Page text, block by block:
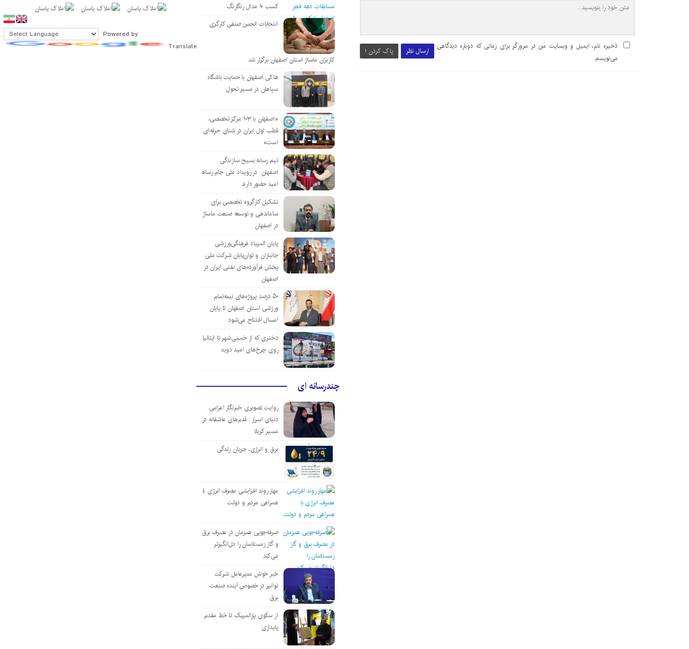
ارسال نظر پاک کردن !
ذخیره نام، ایمیل و وبسایت من در مرورگر برای زمانی که دوباره دیدگاهی
می‌نویسم.
کسب ۱۰ مدال رنگارنگ
انتخابات انجمن صنفی کارگری
کاربران ماساژ استان اصفهان برگزار شد
هاکی اصفهان با حمایت باشگاه
سپاهان در مسیر تحول
«اصفهان با ۱۰۳ مرکز تخصصی،
قطب اول ایران در شنای حرفه‌ای
است»
تیم رسانه بسیج سازندگی
اصفهان در رویداد ملی جام رسانه
امید حضور دارند
تشکیل کارگروه تخصصی برای
ساماندهی و توسعه صنعت ماساژ
در اصفهان
پایان المپیاد فرهنگی‌ورزشی
جانبازان و توان‌یابان شرکت ملی
پخش فرآورده‌های نفتی ایران در
اصفهان
۵۰ درصد پروژه‌های نیمه‌تمام
ورزشی استان اصفهان تا پایان
امسال افتتاح می‌شود
دختری که از خمینی‌شهر تا ایتالیا
روی چرخ‌های امید دوید
چندرسانه ای
روایت تصویری خبرنگار اعزامی
دنیای اسرار : قدم‌های عاشقانه در
مسیر کربلا
برق و انرژی، جریان زندگی
مهار روند افزایشی مصرف انرژی با
همراهی مردم و دولت
صرفه‌جویی همزمان در مصرف برق
و گاز زمستانمان را دل‌انگیزتر
می‌کند
خبر خوش مدیرعامل شرکت
توانیر در خصوص آینده صنعت
برق
از سکوی پارالمپیک تا خط مقدم
پایداری
Powered by
Translate